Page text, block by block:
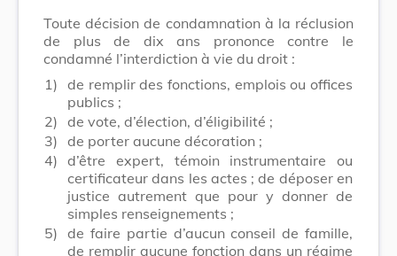
Toute décision de condamnation à la réclusion
de plus de dix ans prononce contre le
condamné l’interdiction à vie du droit :
1) de remplir des fonctions, emplois ou offices
publics ;
2) de vote, d’élection, d’éligibilité ;
3) de porter aucune décoration ;
4) d’être expert, témoin instrumentaire ou
certificateur dans les actes ; de déposer en
justice autrement que pour y donner de
simples renseignements ;
5) de faire partie d’aucun conseil de famille,
de remplir aucune fonction dans un régime